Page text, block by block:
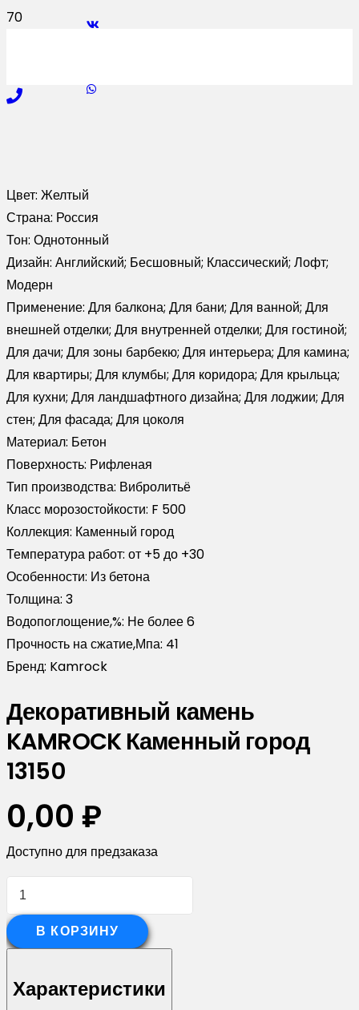
Цвет: Желтый
Страна: Россия
Тон: Однотонный
Дизайн: Английский; Бесшовный; Классический; Лофт;
Модерн
Применение: Для балкона; Для бани; Для ванной; Для
внешней отделки; Для внутренней отделки; Для гостиной;
Для дачи; Для зоны барбекю; Для интерьера; Для камина;
Для квартиры; Для клумбы; Для коридора; Для крыльца;
Для кухни; Для ландшафтного дизайна; Для лоджии; Для
стен; Для фасада; Для цоколя
Материал: Бетон
Поверхность: Рифленая
Тип производства: Вибролитьё
Класс морозостойкости: F 500
Коллекция: Каменный город
Температура работ: от +5 до +30
Особенности: Из бетона
Толщина: 3
Водопоглощение,%: Не более 6
Прочность на сжатие,Мпа: 41
Бренд: Kamrock
Декоративный камень
KAMROCK Каменный город
13150
0,00 ₽
Доступно для предзаказа
Количество
Декоративный
камень
Каменный
В КОРЗИНУ
Характеристики